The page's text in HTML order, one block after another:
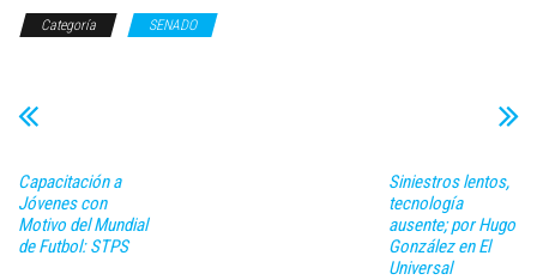
Categoría SENADO
Capacitación a
Jóvenes con
Motivo del Mundial
de Futbol: STPS
Siniestros lentos,
tecnología
ausente; por Hugo
González en El
Universal